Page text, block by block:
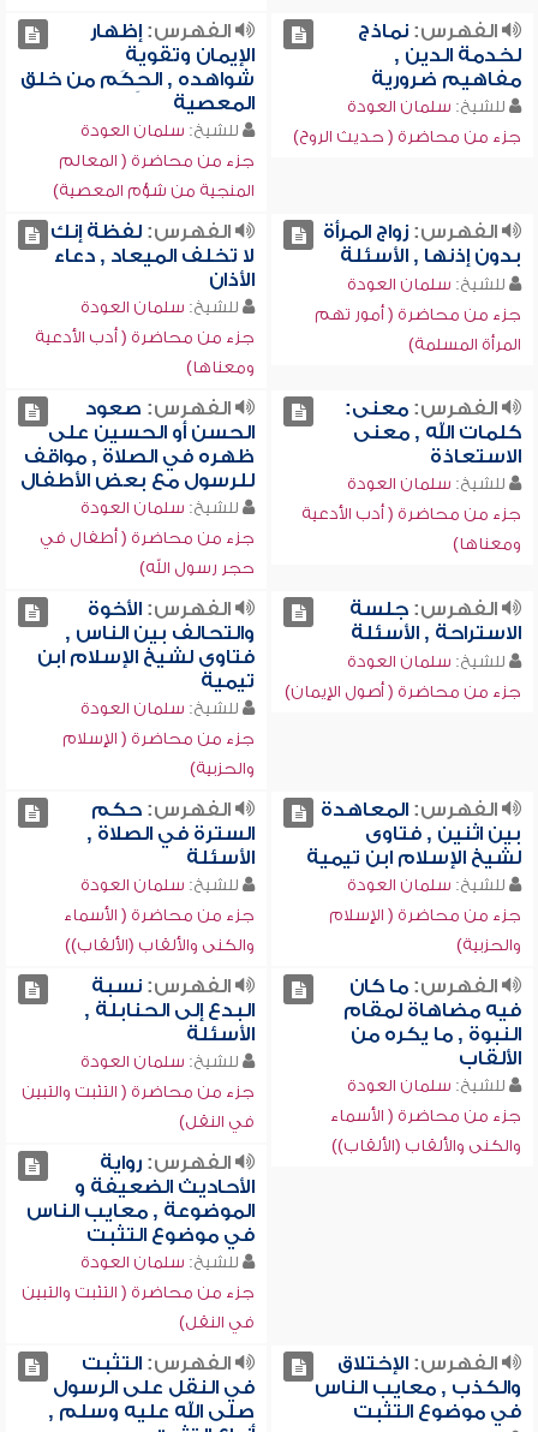
الفهرس:نماذج
لخدمة الدين ,
مفاهيم ضرورية
للشيخ: سلمان العودة
جزء من محاضرة ( حديث الروح)
الفهرس:إظهار
الإيمان وتقوية
شواهده , الحِكَم من خلق
المعصية
للشيخ: سلمان العودة
جزء من محاضرة ( المعالم
المنجية من شؤم المعصية)
الفهرس:زواج المرأة
بدون إذنها , الأسئلة
للشيخ: سلمان العودة
جزء من محاضرة ( أمور تهم
المرأة المسلمة)
الفهرس:لفظة إنك
لا تخلف الميعاد , دعاء
الأذان
للشيخ: سلمان العودة
جزء من محاضرة ( أدب الأدعية
ومعناها)
الفهرس:معنى:
كلمات الله , معنى
الاستعاذة
للشيخ: سلمان العودة
جزء من محاضرة ( أدب الأدعية
ومعناها)
الفهرس: صعود
الحسن أو الحسين على
ظهره في الصلاة , مواقف
للرسول مع بعض الأطفال
للشيخ: سلمان العودة
جزء من محاضرة ( أطفال في
حجر رسول الله)
الفهرس:جلسة
الاستراحة , الأسئلة
للشيخ: سلمان العودة
جزء من محاضرة ( أصول الإيمان)
الفهرس:الأخوة
والتحالف بين الناس ,
فتاوى لشيخ الإسلام ابن
تيمية
للشيخ: سلمان العودة
جزء من محاضرة ( الإسلام
والحزبية)
الفهرس:المعاهدة
بين اثنين , فتاوى
لشيخ الإسلام ابن تيمية
للشيخ: سلمان العودة
جزء من محاضرة ( الإسلام
والحزبية)
الفهرس:حكم
السترة في الصلاة ,
الأسئلة
للشيخ: سلمان العودة
جزء من محاضرة ( الأسماء
والكنى والألقاب (الألقاب))
الفهرس:ما كان
فيه مضاهاة لمقام
النبوة , ما يكره من
الألقاب
للشيخ: سلمان العودة
جزء من محاضرة ( الأسماء
والكنى والألقاب (الألقاب))
الفهرس:نسبة
البدع إلى الحنابلة ,
الأسئلة
للشيخ: سلمان العودة
جزء من محاضرة ( التثبت والتبين
في النقل)
الفهرس:رواية
الأحاديث الضعيفة و
الموضوعة , معايب الناس
في موضوع التثبت
للشيخ: سلمان العودة
جزء من محاضرة ( التثبت والتبين
في النقل)
الفهرس:الإختلاق
والكذب , معايب الناس
في موضوع التثبت
الفهرس:التثبت
في النقل على الرسول
صلى الله عليه وسلم ,